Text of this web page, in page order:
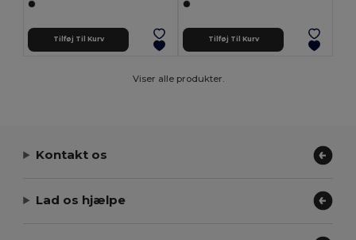
Tilføj Til Kurv Tilføj Til Kurv
Viser alle produkter.
Kontakt os
Lad os hjælpe